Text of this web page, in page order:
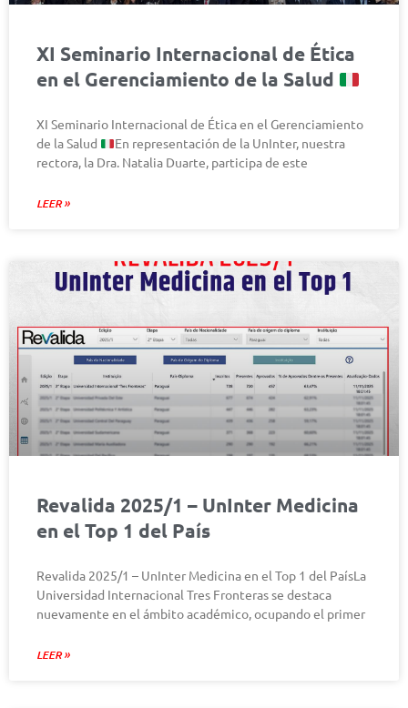
XI Seminario Internacional de Ética
en el Gerenciamiento de la Salud
XI Seminario Internacional de Ética en el Gerenciamiento
de la Salud
En representación de la UnInter, nuestra
rectora, la Dra. Natalia Duarte, participa de este
LEER »
Revalida 2025/1 – UnInter Medicina
en el Top 1 del País
Revalida 2025/1 – UnInter Medicina en el Top 1 del PaísLa
Universidad Internacional Tres Fronteras se destaca
nuevamente en el ámbito académico, ocupando el primer
LEER »